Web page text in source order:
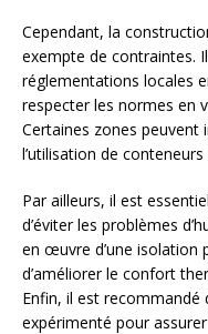
Cependant, la
exempte de contraintes.
réglementations locales
respecter les normes en
Certaines zones
l’utilisation de
Par ailleurs, il est
d’éviter les problèmes
en œuvre d’une
d’améliorer le confort
Enfin, il est recommandé
expérimenté pour